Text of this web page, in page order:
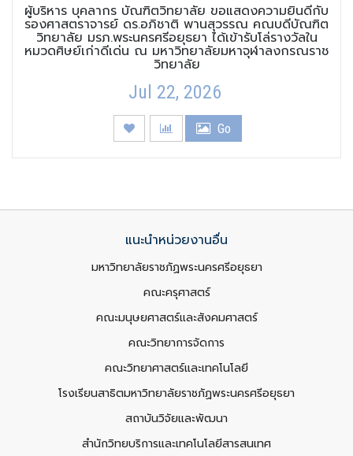
ผู้บริหาร บุคลากร บัณฑิตวิทยาลัย ขอแสดงความยินดีกับ
รองศาสตราจารย์ ดร.อภิชาติ พานสุวรรณ คณบดีบัณฑิต
วิทยาลัย มรภ.พระนครศรีอยุธยา ได้เข้ารับโล่รางวัลใน
หมวดศิษย์เก่าดีเด่น ณ มหาวิทยาลัยมหาจุฬาลงกรณราช
วิทยาลัย
Jul 22, 2026
Go
แนะนำหน่วยงานอื่น
มหาวิทยาลัยราชภัฏพระนครศรีอยุธยา
คณะครุศาสตร์
คณะมนุษยศาสตร์และสังคมศาสตร์
คณะวิทยาการจัดการ
คณะวิทยาศาสตร์และเทคโนโลยี
โรงเรียนสาธิตมหาวิทยาลัยราชภัฏพระนครศรีอยุธยา
สถาบันวิจัยและพัฒนา
สำนักวิทยบริการและเทคโนโลยีสารสนเทศ